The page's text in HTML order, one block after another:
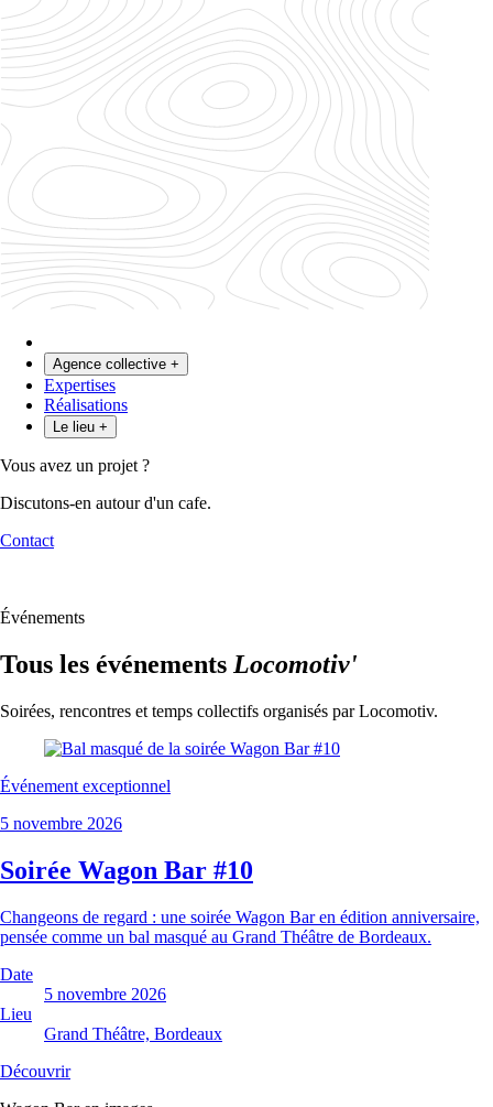
Agence collective +
Le collectif
Le modèle
Les expert·es
Expertises
Réalisations
Le lieu +
Vous avez un projet ?
Discutons-en autour d'un cafe.
Contact
Événements
Tous les événements Locomotiv'
Soirées, rencontres et temps collectifs organisés par Locomotiv.
Événement exceptionnel
5 novembre 2026
Soirée Wagon Bar #10
Changeons de regard : une soirée Wagon Bar en édition anniversaire,
pensée comme un bal masqué au Grand Théâtre de Bordeaux.
Date
5 novembre 2026
Lieu
Grand Théâtre, Bordeaux
Découvrir